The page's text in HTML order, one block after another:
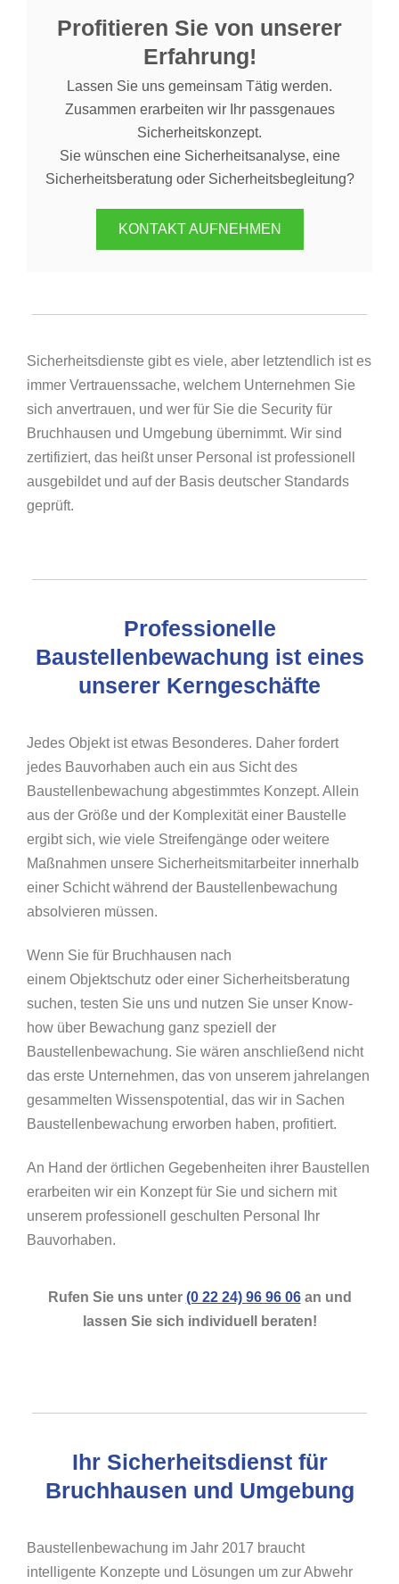
Profitieren Sie von unserer
Erfahrung!
Lassen Sie uns gemeinsam Tätig werden.
Zusammen erarbeiten wir Ihr passgenaues
Sicherheitskonzept.
Sie wünschen eine Sicherheitsanalyse, eine
Sicherheitsberatung oder Sicherheitsbegleitung?
KONTAKT AUFNEHMEN
Sicherheitsdienste gibt es viele, aber letztendlich ist es
immer Vertrauenssache, welchem Unternehmen Sie
sich anvertrauen, und wer für Sie die Security für
Bruchhausen und Umgebung übernimmt. Wir sind
zertifiziert, das heißt unser Personal ist professionell
ausgebildet und auf der Basis deutscher Standards
geprüft.
Professionelle
Baustellenbewachung ist eines
unserer Kerngeschäfte
Jedes Objekt ist etwas Besonderes. Daher fordert
jedes Bauvorhaben auch ein aus Sicht des
Baustellenbewachung abgestimmtes Konzept. Allein
aus der Größe und der Komplexität einer Baustelle
ergibt sich, wie viele Streifengänge oder weitere
Maßnahmen unsere Sicherheitsmitarbeiter innerhalb
einer Schicht während der Baustellenbewachung
absolvieren müssen.
Wenn Sie für Bruchhausen nach
einem Objektschutz oder einer Sicherheitsberatung
suchen, testen Sie uns und nutzen Sie unser Know-
how über Bewachung ganz speziell der
Baustellenbewachung. Sie wären anschließend nicht
das erste Unternehmen, das von unserem jahrelangen
gesammelten Wissenspotential, das wir in Sachen
Baustellenbewachung erworben haben, profitiert.
An Hand der örtlichen Gegebenheiten ihrer Baustellen
erarbeiten wir ein Konzept für Sie und sichern mit
unserem professionell geschulten Personal Ihr
Bauvorhaben.
Rufen Sie uns unter (0 22 24) 96 96 06an und
lassen Sie sich individuell beraten!
Ihr Sicherheitsdienst für
Bruchhausen und Umgebung
Baustellenbewachung im Jahr 2017 braucht
intelligente Konzepte und Lösungen um zur Abwehr